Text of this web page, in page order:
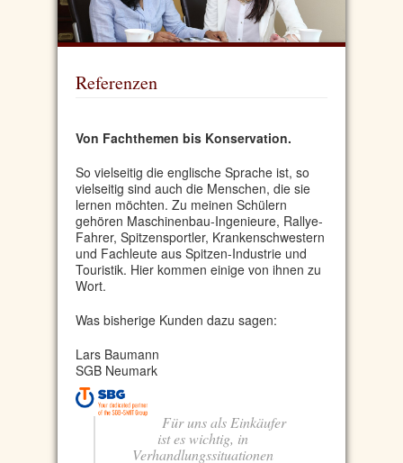
Referenzen
Von Fachthemen bis Konservation.
So vielseitig die englische Sprache ist, so
vielseitig sind auch die Menschen, die sie
lernen möchten. Zu meinen Schülern
gehören Maschinenbau-Ingenieure, Rallye-
Fahrer, Spitzensportler, Krankenschwestern
und Fachleute aus Spitzen-Industrie und
Touristik. Hier kommen einige von ihnen zu
Wort.
Was bisherige Kunden dazu sagen:
Lars Baumann
SGB Neumark
Für uns als Einkäufer
ist es wichtig, in
Verhandlungssituationen